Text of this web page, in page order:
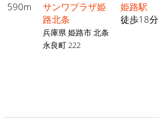
590m
サンワプラザ姫
路北条
兵庫県 姫路市 北条
永良町 222
姫路駅
徒歩18分